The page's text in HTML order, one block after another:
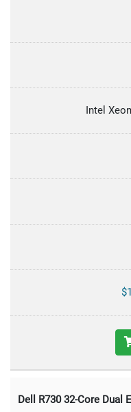
Intel
Dell R730 32-Core Dual